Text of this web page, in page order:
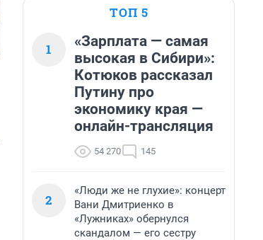
ТОП 5
1
«Зарплата — самая
высокая в Сибири»:
Котюков рассказал
Путину про
экономику края —
онлайн-трансляция
54 270 145
2
«Люди же не глухие»: концерт
Вани Дмитриенко в
«Лужниках» обернулся
скандалом — его сестру